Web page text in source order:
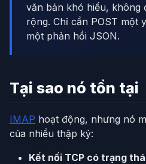
văn bản khó hiểu, không
rộng. Chỉ cần POST một
một phản hồi JSON.
Tại sao nó tồn tại
IMAP hoạt động, nhưng nó
của nhiều thập kỷ:
Kết nối TCP có trạng